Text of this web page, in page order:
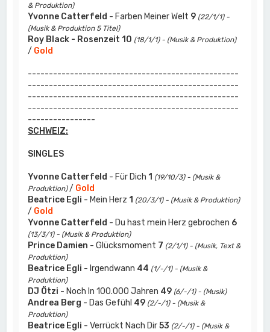
& Produktion)
Yvonne Catterfeld - Farben Meiner Welt 9 (22/1/1) -
(Musik & Produktion 5 Titel)
Roy Black - Rosenzeit 10 (18/1/1) - (Musik & Produktion)
/ Gold
--------------------------------------------------
--------------------------------------------------
--------------------------------------------------
--------------------------------------------------
----------------
SCHWEIZ:
SINGLES
Yvonne Catterfeld - Für Dich 1 (19/10/3) - (Musik &
Produktion)/ Gold
Beatrice Egli - Mein Herz 1 (20/3/1) - (Musik & Produktion)
/ Gold
Yvonne Catterfeld - Du hast mein Herz gebrochen 6
(13/3/1) - (Musik & Produktion)
Prince Damien - Glücksmoment 7 (2/1/1) - (Musik, Text &
Produktion)
Beatrice Egli - Irgendwann 44 (1/-/1) - (Musik &
Produktion)
DJ Ötzi - Noch In 100.000 Jahren 49 (6/-/1) - (Musik)
Andrea Berg - Das Gefühl 49 (2/-/1) - (Musik &
Produktion)
Beatrice Egli - Verrückt Nach Dir53 (2/-/1) - (Musik &